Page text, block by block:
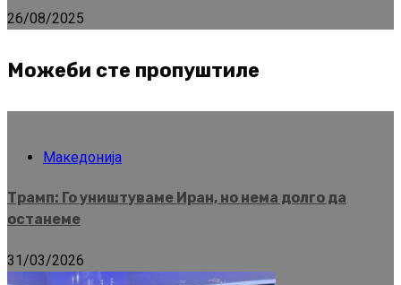
26/08/2025
Можеби сте пропуштиле
Македонија
Трамп: Го уништуваме Иран, но нема долго да
останеме
31/03/2026